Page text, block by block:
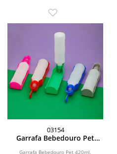
03154
Garrafa Bebedouro Pet
Garrafa Bebedouro Pet 420ml.